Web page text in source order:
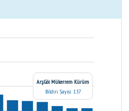
Arş.Gör. Mükerrem Kürüm
Bildiri Sayısı: 137